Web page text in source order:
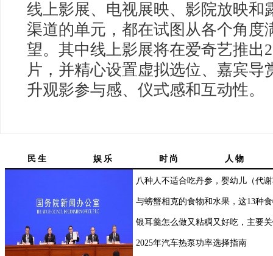
线上影展、电视展映、影院放映和
渠道的单元，都在试图从各个角度
望。其中线上影展将在爱奇艺推出
片，并精心设置虚拟选位、嘉宾导
升观影参与感、仪式感和互动性。